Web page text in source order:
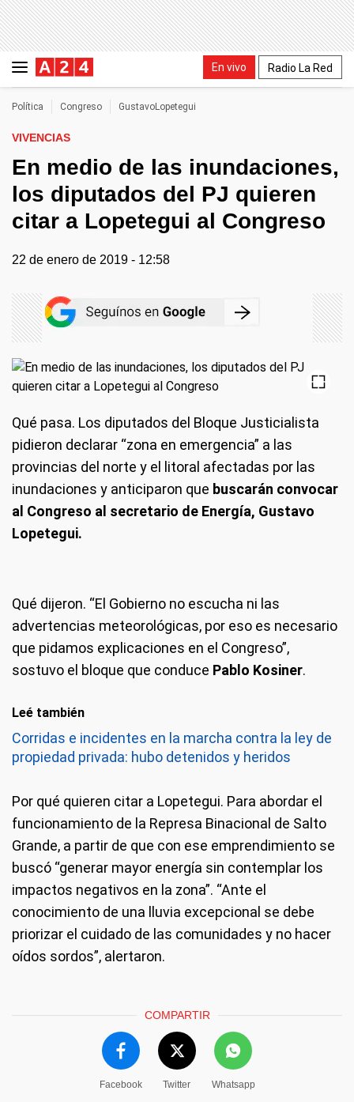
En vivo Radio La Red
Política Congreso GustavoLopetegui
VIVENCIAS
En medio de las inundaciones,
los diputados del PJ quieren
citar a Lopetegui al Congreso
22 de enero de 2019 - 12:58
Qué pasa. Los diputados del Bloque Justicialista
pidieron declarar “zona en emergencia” a las
provincias del norte y el litoral afectadas por las
inundaciones y anticiparon que buscarán convocar
al Congreso al secretario de Energía, Gustavo
Lopetegui.
Qué dijeron. “El Gobierno no escucha ni las
advertencias meteorológicas, por eso es necesario
que pidamos explicaciones en el Congreso”,
sostuvo el bloque que conduce Pablo Kosiner.
Leé también
Corridas e incidentes en la marcha contra la ley de
propiedad privada: hubo detenidos y heridos
Por qué quieren citar a Lopetegui. Para abordar el
funcionamiento de la Represa Binacional de Salto
Grande, a partir de que con ese emprendimiento se
buscó “generar mayor energía sin contemplar los
impactos negativos en la zona”. “Ante el
conocimiento de una lluvia excepcional se debe
priorizar el cuidado de las comunidades y no hacer
oídos sordos”, alertaron.
COMPARTIR
Facebook Twitter Whatsapp